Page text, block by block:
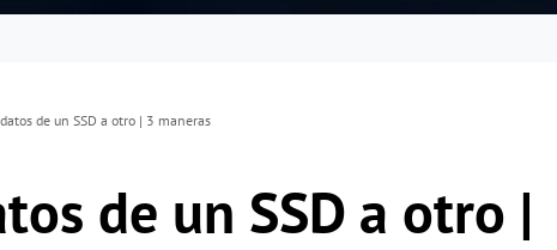
de un SSD a otro | 3 maneras
de un SSD a otro |